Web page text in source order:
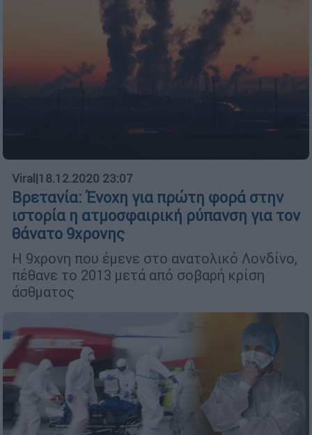
Viral |18.12.2020 23:07
Βρετανία: Ένοχη για πρώτη φορά στην
ιστορία η ατμοσφαιρική ρύπανση για τον
θάνατο 9χρονης
Η 9χρονη που έμενε στο ανατολικό Λονδίνο,
πέθανε το 2013 μετά από σοβαρή κρίση
άσθματος